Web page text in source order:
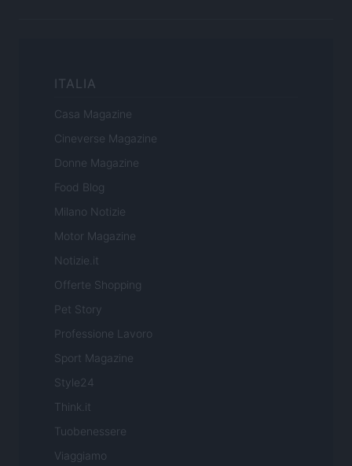
ITALIA
Casa Magazine
Cineverse Magazine
Donne Magazine
Food Blog
Milano Notizie
Motor Magazine
Notizie.it
Offerte Shopping
Pet Story
Professione Lavoro
Sport Magazine
Style24
Think.it
Tuobenessere
Viaggiamo